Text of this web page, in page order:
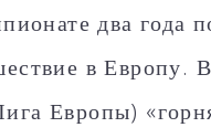
два года
в Европу.
Европы)